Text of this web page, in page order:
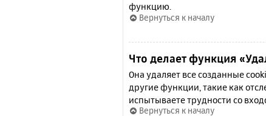
функцию.
Вернуться к началу
Что делает функция
Она удаляет все созданные
другие функции, такие как
испытываете трудности со
Вернуться к началу